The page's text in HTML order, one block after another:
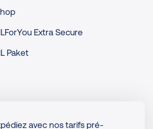
Extra Secure
Paket
avec nos tarifs pré-